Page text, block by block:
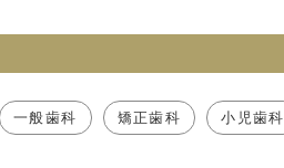
一般歯科 矯正歯科 小児歯科